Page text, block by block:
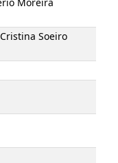
Soeiro